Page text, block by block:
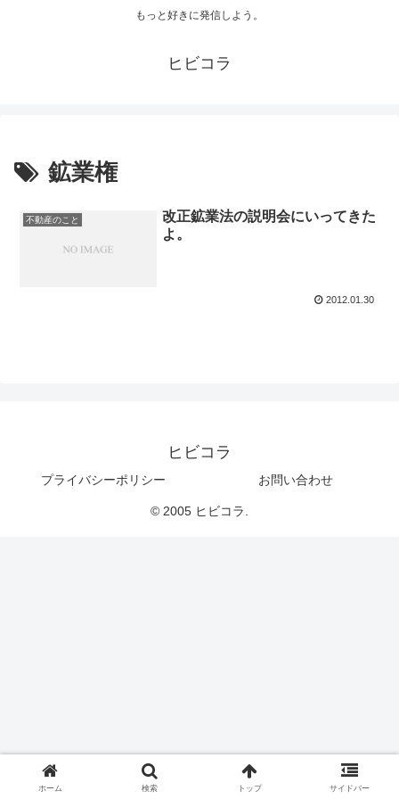
もっと好きに発信しよう。
ヒビコラ
鉱業権
不動産のこと
改正鉱業法の説明会にいってきた
よ。
2012.01.30
ヒビコラ
プライバシーポリシー お問い合わせ
© 2005 ヒビコラ.
ホーム 検索 トップ サイドバー